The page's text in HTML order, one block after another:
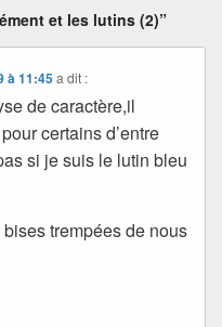
et les lutins (2)”
à 11:45 a dit :
de caractère,il
certains d’entre
si je suis le lutin bleu
trempées de nous